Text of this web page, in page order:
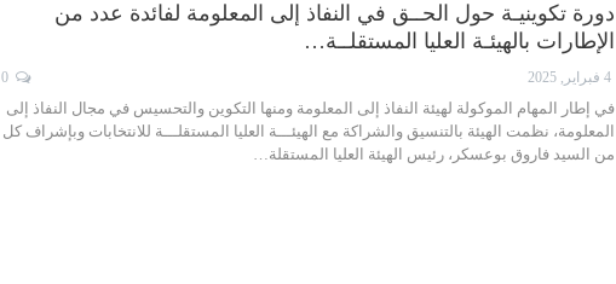
دورة تكوينيـة حول الحــق في النفاذ إلى المعلومة لفائدة عدد من
الإطارات بالهيئـة العليا المستقلــة…
4 فبراير, 2025
في إطار المهام الموكولة لهيئة النفاذ إلى المعلومة ومنها التكوين والتحسيس في مجال النفاذ إلى
المعلومة، نظمت الهيئة بالتنسيق والشراكة مع الهيئـــة العليا المستقلـــة للانتخابات وبإشراف كل
من السيد فاروق بوعسكر، رئيس الهيئة العليا المستقلة…